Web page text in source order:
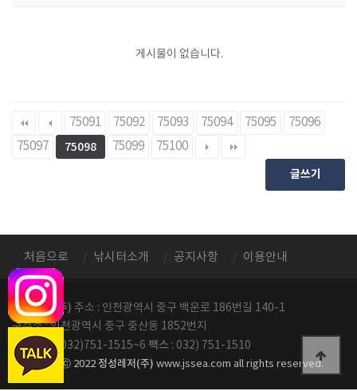
게시물이 없습니다.
75091 75092 75093 75094 75095
75096
75097
75098 75099 75100
글쓰기
처음으로 낚시터소개 공지사항 이용안내
정성레저(주) 주소 : 인천광역시 중구 백운로 186번길 140-1
구주소 : 인천광역시 중구 중산동 1852번지
전화번호: 032)751-1515~6 팩스 : 032) 751-1510
copyright ⓒ 2022 정성레저(주) www.jssea.com all rights reserved.